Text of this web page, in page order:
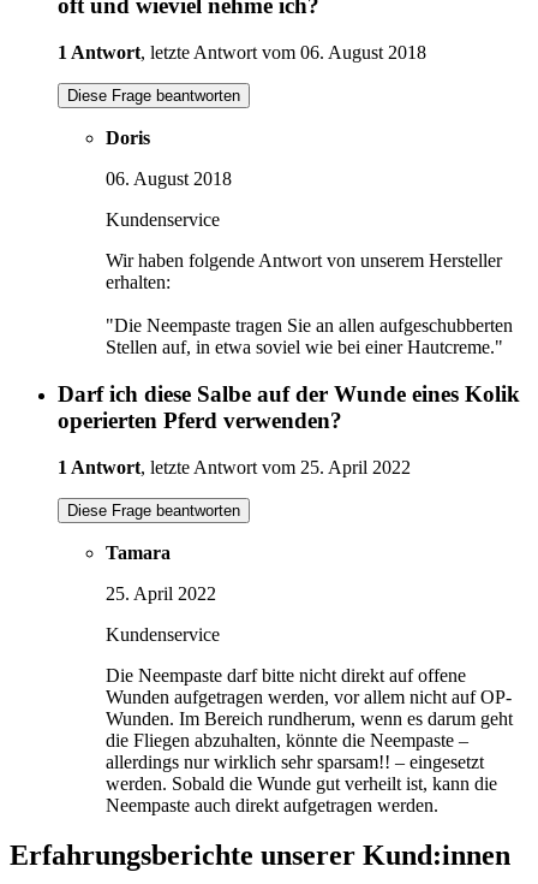
oft und wieviel nehme ich?
1 Antwort, letzte Antwort vom 06. August 2018
Diese Frage beantworten
Doris
06. August 2018
Kundenservice
Wir haben folgende Antwort von unserem Hersteller
erhalten:
"Die Neempaste tragen Sie an allen aufgeschubberten
Stellen auf, in etwa soviel wie bei einer Hautcreme."
Darf ich diese Salbe auf der Wunde eines Kolik
operierten Pferd verwenden?
1 Antwort, letzte Antwort vom 25. April 2022
Diese Frage beantworten
Tamara
25. April 2022
Kundenservice
Die Neempaste darf bitte nicht direkt auf offene
Wunden aufgetragen werden, vor allem nicht auf OP-
Wunden. Im Bereich rundherum, wenn es darum geht
die Fliegen abzuhalten, könnte die Neempaste –
allerdings nur wirklich sehr sparsam!! – eingesetzt
werden. Sobald die Wunde gut verheilt ist, kann die
Neempaste auch direkt aufgetragen werden.
Erfahrungsberichte unserer Kund:innen